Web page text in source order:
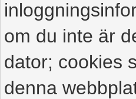
om du inte är
dator; cookies
denna